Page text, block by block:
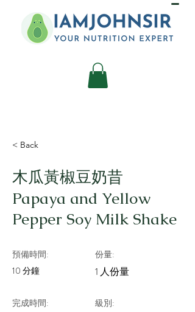
< Back
木瓜黃椒豆奶昔
Papaya and Yellow
Pepper Soy Milk Shake
預備時間:
10 分鐘
完成時間:
份量:
1 人份量
級別: